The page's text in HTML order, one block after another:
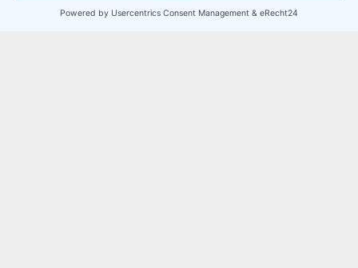
100 Bewertungen